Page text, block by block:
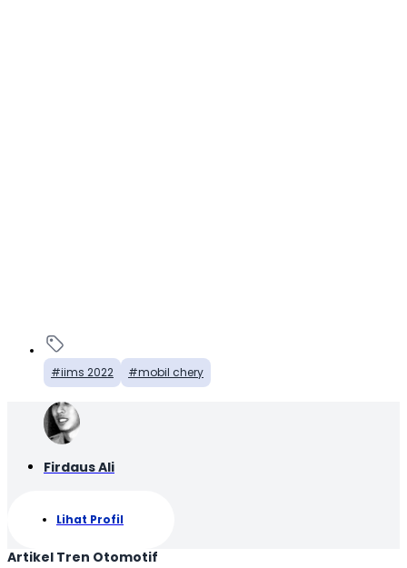
iims 2022 mobil chery
Firdaus Ali
Lihat Profil
Artikel Tren Otomotif